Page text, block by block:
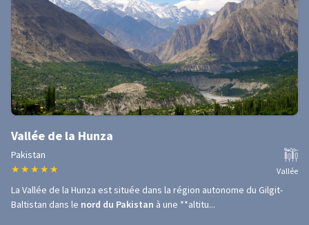
Vallée de la Hunza
Pakistan
★ ★ ★ ★ ★ Vallée
La Vallée de la Hunza est située dans la région autonome du Gilgit-
Baltistan dans le nord du Pakistan à une **altitu...